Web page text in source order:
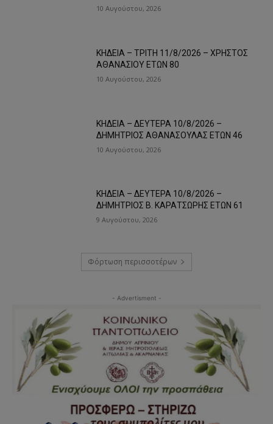
10 Αυγούστου, 2026
ΚΗΔΕΙΑ – ΤΡΙΤΗ 11/8/2026 – ΧΡΗΣΤΟΣ
ΑΘΑΝΑΣΙΟΥ ΕΤΩΝ 80
10 Αυγούστου, 2026
ΚΗΔΕΙΑ – ΔΕΥΤΕΡΑ 10/8/2026 –
ΔΗΜΗΤΡΙΟΣ ΑΘΑΝΑΣΟΥΛΑΣ ΕΤΩΝ 46
10 Αυγούστου, 2026
ΚΗΔΕΙΑ – ΔΕΥΤΕΡΑ 10/8/2026 –
ΔΗΜΗΤΡΙΟΣ Β. ΚΑΡΑΤΣΩΡΗΣ ΕΤΩΝ 61
9 Αυγούστου, 2026
Φόρτωση περισσοτέρων
- Advertisment -